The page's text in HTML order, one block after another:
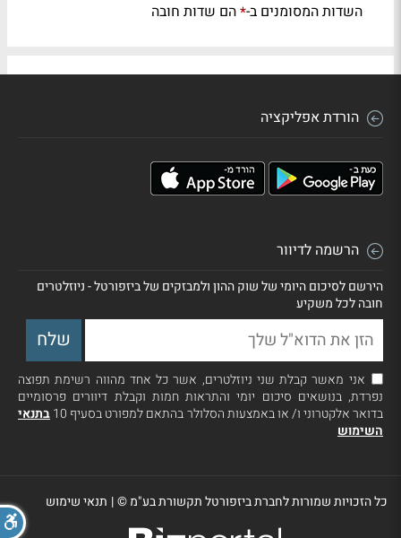
השדות המסומנים ב-*הם שדות חובה
הורדת אפליקציה
הרשמה לדיוור
הירשם לסיכום היומי של שוק ההון ולמבזקים של ביזפורטל - ניוזלטרים
חובה לכל משקיע
אני מאשר קבלת שני ניוזלטרים, אשר כל אחד מהווה רשימת תפוצה
נפרדת, בנושאים סיכום יומי והתראות חמות וקבלת דיוורים פרסומיים
בדואר אלקטרוני ו/ או באמצעות הסלולר בהתאם למפורט בסעיף 10
בתנאי
השימוש
כל הזכויות שמורות לחברת ביזפורטל תקשורת בע"מ ©| תנאי שימוש